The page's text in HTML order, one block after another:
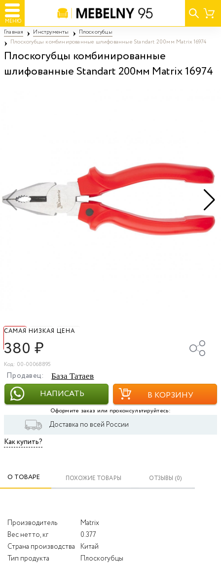
МЕНЮ
Главная Инструменты
Плоскогубцы
Плоскогубцы комбинированные шлифованные Standart 200мм Matrix 16974
Плоскогубцы комбинированные
шлифованные Standart 200мм Matrix 16974
САМАЯ НИЗКАЯ ЦЕНА
380 ₽
Код: 00-00068895
Продавец: База Татаев
НАПИСАТЬ В КОРЗИНУ
Оформите заказ или проконсультируйтесь:
Доставка по всей России
Как купить?
О ТОВАРЕ ПОХОЖИЕ ТОВАРЫ ОТЗЫВЫ (0)
Производитель
Matrix
Вес нетто, кг
0.377
Страна производства
Китай
Тип продукта
Плоскогубцы